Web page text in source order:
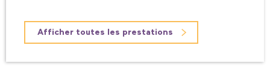
Afficher toutes les prestations